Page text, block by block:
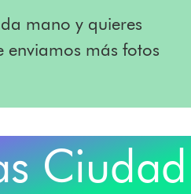
mano y quieres
más fotos
Ciudad